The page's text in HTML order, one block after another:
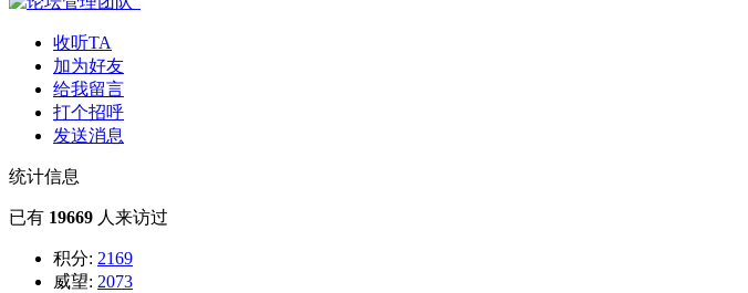
收听TA
加为好友
给我留言
打个招呼
发送消息
统计信息
已有 19669 人来访过
积分: 2169
威望: 2073